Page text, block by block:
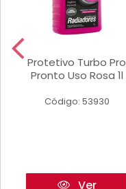
Protetivo Turbo Pro
Pronto Uso Rosa 1l
Código: 53930
Ver